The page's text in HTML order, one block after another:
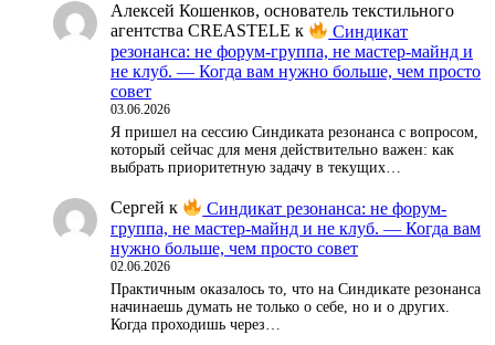
Алексей Кошенков, основатель текстильного
агентства CREASTELE к
Синдикат
резонанса: не форум-группа, не мастер-майнд и
не клуб. — Когда вам нужно больше, чем просто
совет
03.06.2026
Я пришел на сессию Синдиката резонанса с вопросом,
который сейчас для меня действительно важен: как
выбрать приоритетную задачу в текущих…
Сергей к
Синдикат резонанса: не форум-
группа, не мастер-майнд и не клуб. — Когда вам
нужно больше, чем просто совет
02.06.2026
Практичным оказалось то, что на Синдикате резонанса
начинаешь думать не только о себе, но и о других.
Когда проходишь через…